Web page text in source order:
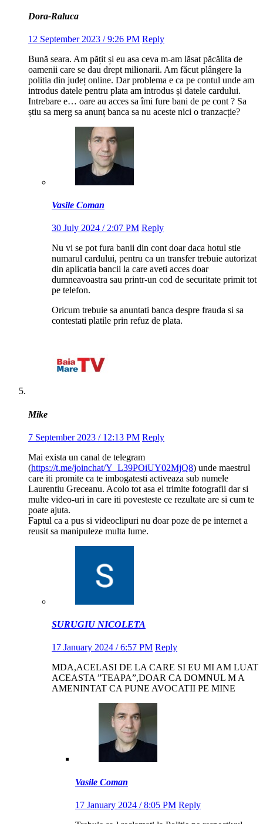
Dora-Raluca
12 September 2023 / 9:26 PM Reply
Bună seara. Am pățit și eu asa ceva m-am lăsat păcălita de
oamenii care se dau drept milionarii. Am făcut plângere la
politia din județ online. Dar problema e ca pe contul unde am
introdus datele pentru plata am introdus și datele cardului.
Intrebare e… oare au acces sa îmi fure bani de pe cont ? Sa
știu sa merg sa anunț banca sa nu aceste nici o tranzacție?
Vasile Coman
30 July 2024 / 2:07 PM Reply
Nu vi se pot fura banii din cont doar daca hotul stie
numarul cardului, pentru ca un transfer trebuie autorizat
din aplicatia bancii la care aveti acces doar
dumneavoastra sau printr-un cod de securitate primit tot
pe telefon.
Oricum trebuie sa anuntati banca despre frauda si sa
contestati platile prin refuz de plata.
Mike
7 September 2023 / 12:13 PM Reply
Mai exista un canal de telegram
(https://t.me/joinchat/Y_L39POiUY02MjQ8) unde maestrul
care iti promite ca te imbogatesti activeaza sub numele
Laurentiu Greceanu. Acolo tot asa el trimite fotografii dar si
multe video-uri in care iti povesteste ce rezultate are si cum te
poate ajuta.
Faptul ca a pus si videoclipuri nu doar poze de pe internet a
reusit sa manipuleze multa lume.
SURUGIU NICOLETA
17 January 2024 / 6:57 PM Reply
MDA,ACELASI DE LA CARE SI EU MI AM LUAT
ACEASTA ”TEAPA”,DOAR CA DOMNUL M A
AMENINTAT CA PUNE AVOCATII PE MINE
Vasile Coman
17 January 2024 / 8:05 PM Reply